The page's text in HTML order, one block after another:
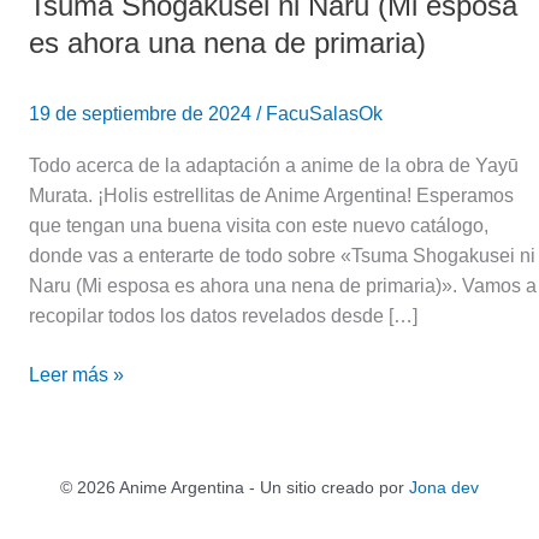
es ahora una nena de primaria)
19 de septiembre de 2024 / FacuSalasOk
Todo acerca de la adaptación a anime de la obra de Yayū
Murata. ¡Holis estrellitas de Anime Argentina! Esperamos
que tengan una buena visita con este nuevo catálogo,
donde vas a enterarte de todo sobre «Tsuma Shogakusei ni
Naru (Mi esposa es ahora una nena de primaria)». Vamos a
recopilar todos los datos revelados desde […]
Leer más »
© 2026 Anime Argentina - Un sitio creado por Jona dev